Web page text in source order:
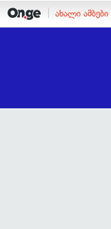
ახალი ამბები